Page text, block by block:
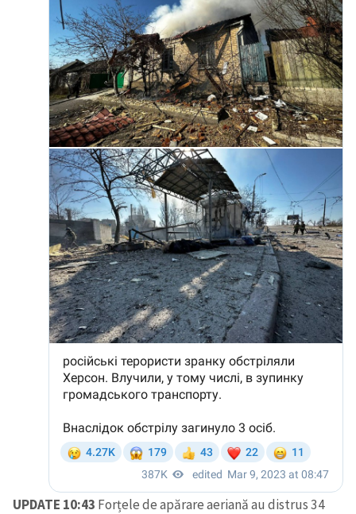
UPDATE 10:43 Forțele de apărare aeriană au distrus 34